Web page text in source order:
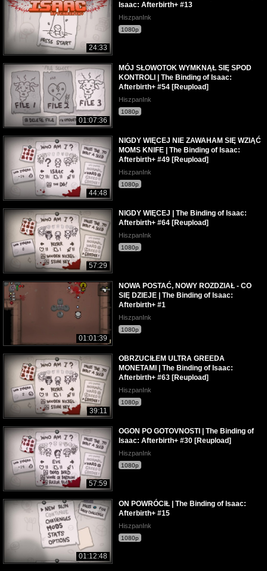
24:33
Isaac: Afterbirth+ #13
HiszpanInk
1080p
01:07:36
MÓJ SŁOWOTOK WYMKNĄŁ SIĘ SPOD
KONTROLI | The Binding of Isaac:
Afterbirth+ #54 [Reupload]
HiszpanInk
1080p
44:48
NIGDY WIĘCEJ NIE ZAWAHAM SIĘ WZIĄĆ
MOMS KNIFE | The Binding of Isaac:
Afterbirth+ #49 [Reupload]
HiszpanInk
1080p
57:29
NIGDY WIĘCEJ | The Binding of Isaac:
Afterbirth+ #64 [Reupload]
HiszpanInk
1080p
01:01:39
NOWA POSTAĆ, NOWY ROZDZIAŁ - CO
SIĘ DZIEJE | The Binding of Isaac:
Afterbirth+ #1
HiszpanInk
1080p
39:11
OBRZUCIŁEM ULTRA GREEDA
MONETAMI | The Binding of Isaac:
Afterbirth+ #63 [Reupload]
HiszpanInk
1080p
57:59
OGON PO GOTOVNOSTI | The Binding of
Isaac: Afterbirth+ #30 [Reupload]
HiszpanInk
1080p
01:12:48
ON POWRÓCIŁ | The Binding of Isaac:
Afterbirth+ #15
HiszpanInk
1080p